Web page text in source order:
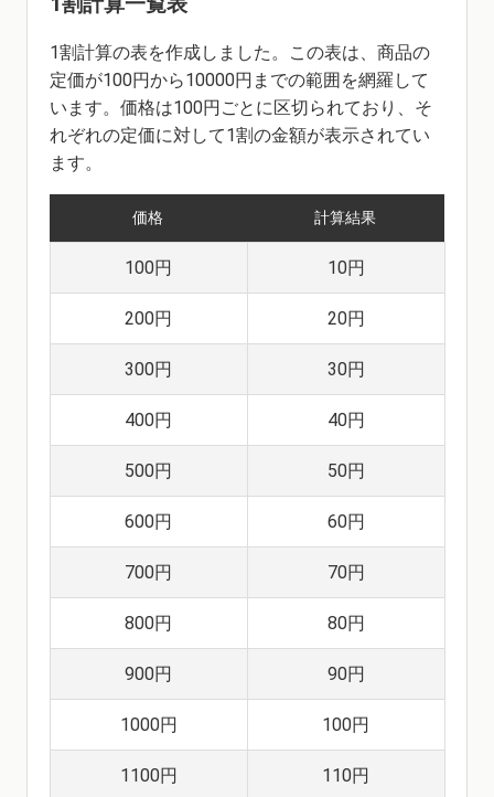
1割計算の表を作成しました。この表は、商品の
定価が100円から10000円までの範囲を網羅して
います。価格は100円ごとに区切られており、そ
れぞれの定価に対して1割の金額が表示されてい
ます。
価格 計算結果
100円 10円
200円 20円
300円 30円
400円 40円
500円 50円
600円 60円
700円 70円
800円 80円
900円 90円
1000円 100円
1100円 110円